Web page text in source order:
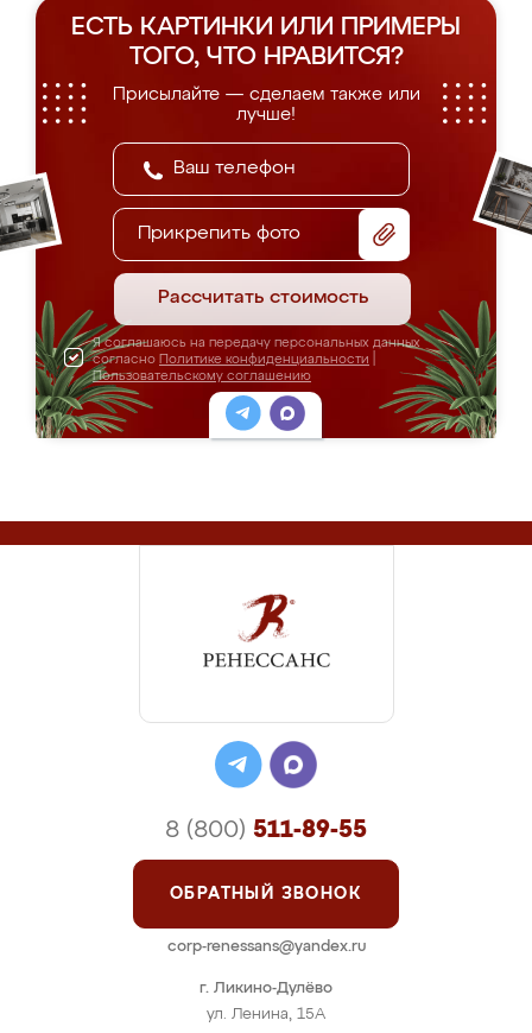
ЕСТЬ КАРТИНКИ ИЛИ ПРИМЕРЫ
ТОГО, ЧТО НРАВИТСЯ?
Присылайте — сделаем также или
лучше!
Прикрепить фото
Рассчитать стоимость
Я соглашаюсь на передачу персональных данных
согласно Политике конфиденциальности
Пользовательскому соглашению
г. Ликино-Дулёво
ул. Ленина, 15А
8 (800) 511-89-55
ОБРАТНЫЙ ЗВОНОК
corp-renessans@yandex.ru